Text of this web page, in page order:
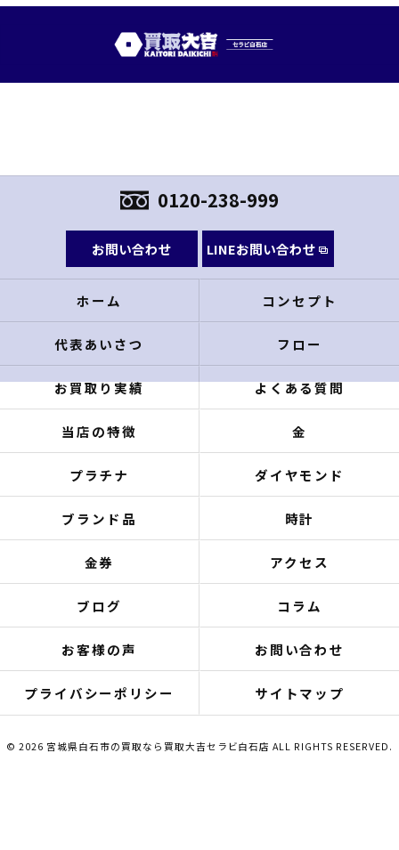
0120-238-999
お問い合わせ LINEお問い合わせ
ホーム コンセプト
代表あいさつ フロー
お買取り実績 よくある質問
当店の特徴 金
プラチナ ダイヤモンド
ブランド品 時計
金券 アクセス
ブログ コラム
お客様の声 お問い合わせ
プライバシーポリシー サイトマップ
© 2026 宮城県白石市の買取なら買取大吉セラビ白石店 ALL RIGHTS RESERVED.